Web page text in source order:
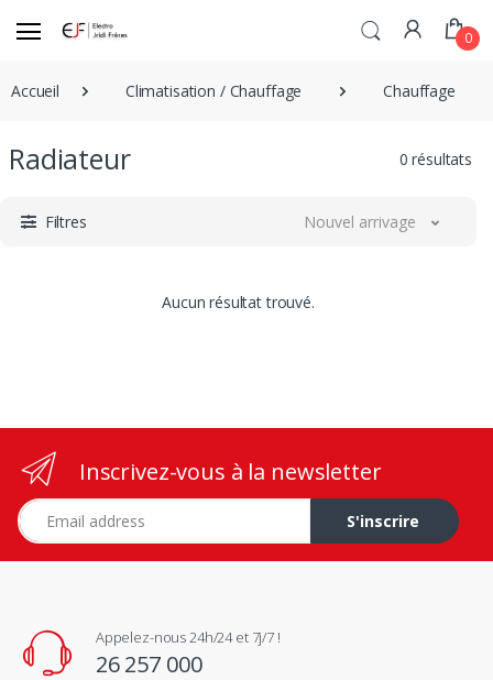
0
Accueil Climatisation / Chauffage Chauffage
Radiateur 0 résultats
Filtres Nouvel arrivage
Aucun résultat trouvé.
Inscrivez-vous à la newsletter
Adresse e-mail
S'inscrire
Appelez-nous 24h/24 et 7j/7 !
26 257 000